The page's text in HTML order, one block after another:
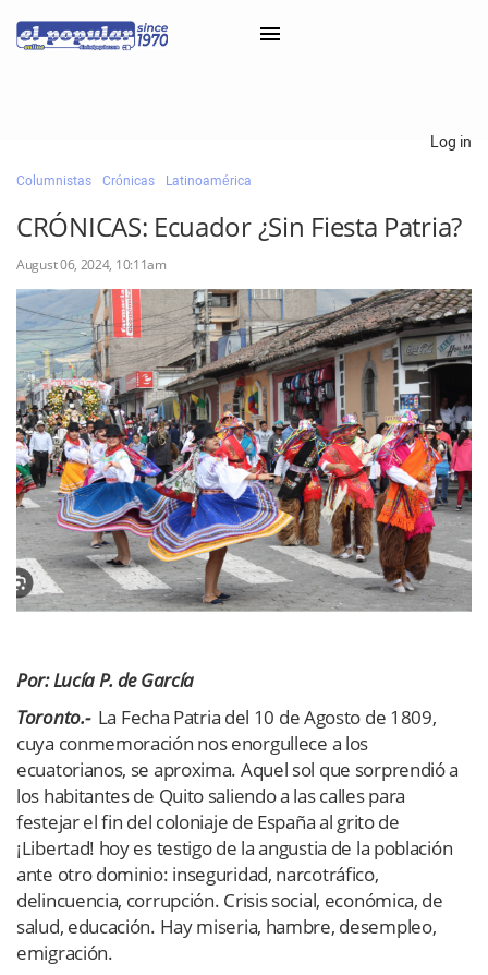
Classifieds
Categorías
Iniciar sesión con Clascal
×
Log in
Columnistas Crónicas Latinoamérica
CRÓNICAS: Ecuador ¿Sin Fiesta Patria?
August 06, 2024, 10:11am
Por: Lucía P. de García
Toronto.- La Fecha Patria del 10 de Agosto de 1809,
cuya conmemoración nos enorgullece a los
ecuatorianos, se aproxima. Aquel sol que sorprendió a
los habitantes de Quito saliendo a las calles para
festejar el fin del coloniaje de España al grito de
¡Libertad! hoy es testigo de la angustia de la población
ante otro dominio: inseguridad, narcotráfico,
delincuencia, corrupción. Crisis social, económica, de
salud, educación. Hay miseria, hambre, desempleo,
emigración.